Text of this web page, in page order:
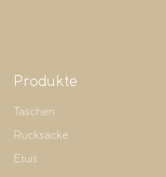
Produkte
Taschen
Rucksäcke
Etuis